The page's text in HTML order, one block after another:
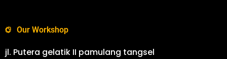
Our Workshop
jl. Putera gelatik II pamulang tangsel